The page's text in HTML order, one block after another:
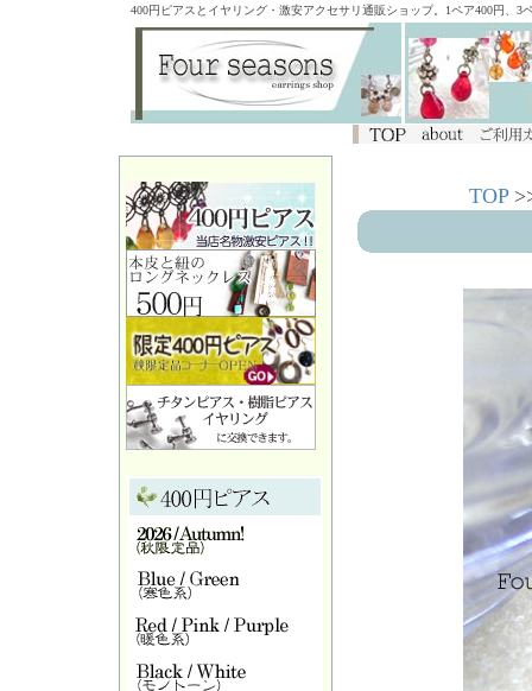
400円ピアスとイヤリング・激安アクセサリ通販ショップ。1ペア400円、
TOP